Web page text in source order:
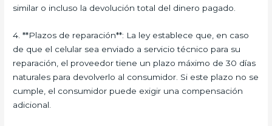
similar o incluso la devolución total del dinero pagado.
4. **Plazos de reparación**: La ley establece que, en caso
de que el celular sea enviado a servicio técnico para su
reparación, el proveedor tiene un plazo máximo de 30 días
naturales para devolverlo al consumidor. Si este plazo no se
cumple, el consumidor puede exigir una compensación
adicional.